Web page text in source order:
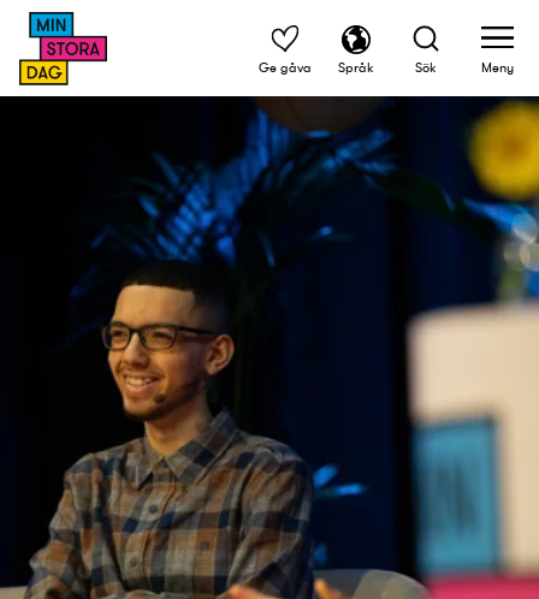
Ge gåva Språk Sök Meny